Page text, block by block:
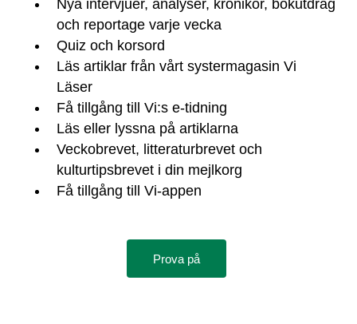
Nya intervjuer, analyser, krönikor, bokutdrag
och reportage varje vecka
Quiz och korsord
Läs artiklar från vårt systermagasin Vi
Läser
Få tillgång till Vi:s e-tidning
Läs eller lyssna på artiklarna
Veckobrevet, litteraturbrevet och
kulturtipsbrevet i din mejlkorg
Få tillgång till Vi-appen
Prova på